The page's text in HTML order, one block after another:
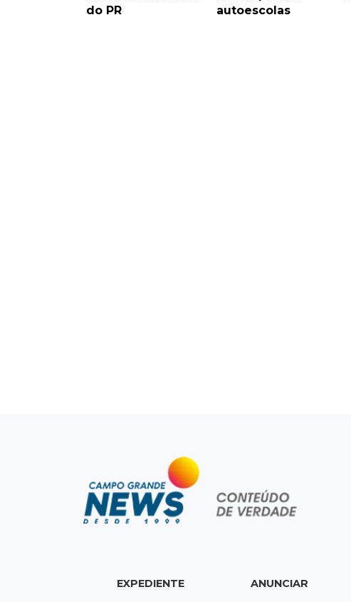
do PR
autoescolas
EXPEDIENTE ANUNCIAR